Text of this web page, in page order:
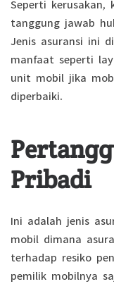
tanggung jawab
Jenis asuransi ini
manfaat seperti
unit mobil jika
diperbaiki.
Pribadi
Ini adalah jenis
mobil dimana
terhadap resiko
pemilik mobilnya